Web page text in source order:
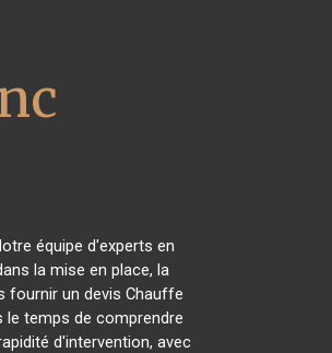
équipe d'experts en
la mise en place, la
fournir un devis Chauffe
temps de comprendre
d'intervention, avec